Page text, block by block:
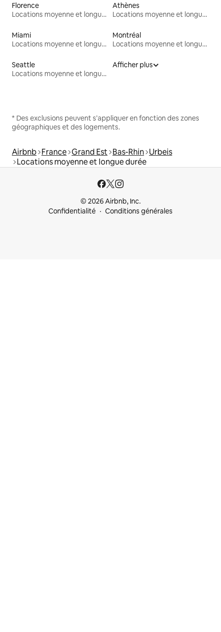
Florence
Locations moyenne et longue durée
Athènes
Locations moyenne et longue durée
Miami
Locations moyenne et longue durée
Montréal
Locations moyenne et longue durée
Seattle
Locations moyenne et longue durée
Afficher plus
* Des exclusions peuvent s'appliquer en fonction des zones
géographiques et des logements.
Airbnb France Grand Est Bas-Rhin Urbeis
Locations moyenne et longue durée
© 2026 Airbnb, Inc.
Confidentialité
Conditions générales